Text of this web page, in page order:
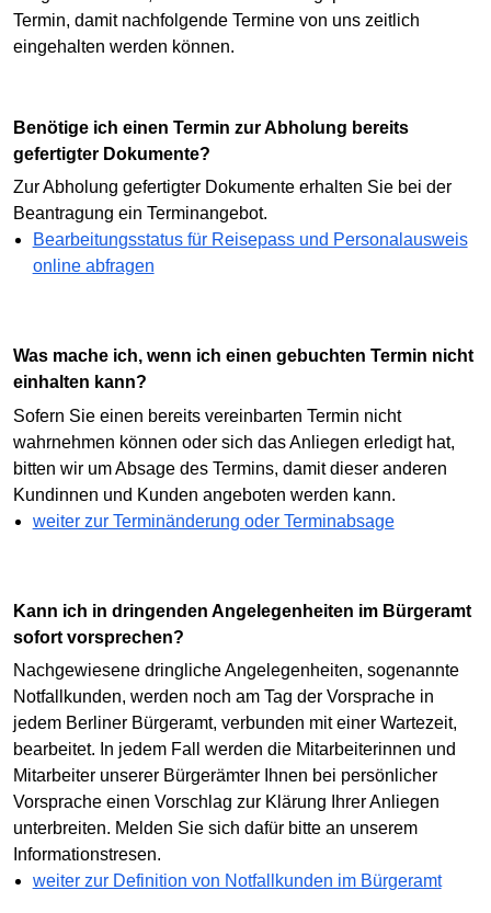
Termin, damit nachfolgende Termine von uns zeitlich
eingehalten werden können.
Benötige ich einen Termin zur Abholung bereits
gefertigter Dokumente?
Zur Abholung gefertigter Dokumente erhalten Sie bei der
Beantragung ein Terminangebot.
Bearbeitungsstatus für Reisepass und Personalausweis
online abfragen
Was mache ich, wenn ich einen gebuchten Termin nicht
einhalten kann?
Sofern Sie einen bereits vereinbarten Termin nicht
wahrnehmen können oder sich das Anliegen erledigt hat,
bitten wir um Absage des Termins, damit dieser anderen
Kundinnen und Kunden angeboten werden kann.
weiter zur Terminänderung oder Terminabsage
Kann ich in dringenden Angelegenheiten im Bürgeramt
sofort vorsprechen?
Nachgewiesene dringliche Angelegenheiten, sogenannte
Notfallkunden, werden noch am Tag der Vorsprache in
jedem Berliner Bürgeramt, verbunden mit einer Wartezeit,
bearbeitet. In jedem Fall werden die Mitarbeiterinnen und
Mitarbeiter unserer Bürgerämter Ihnen bei persönlicher
Vorsprache einen Vorschlag zur Klärung Ihrer Anliegen
unterbreiten. Melden Sie sich dafür bitte an unserem
Informationstresen.
weiter zur Definition von Notfallkunden im Bürgeramt